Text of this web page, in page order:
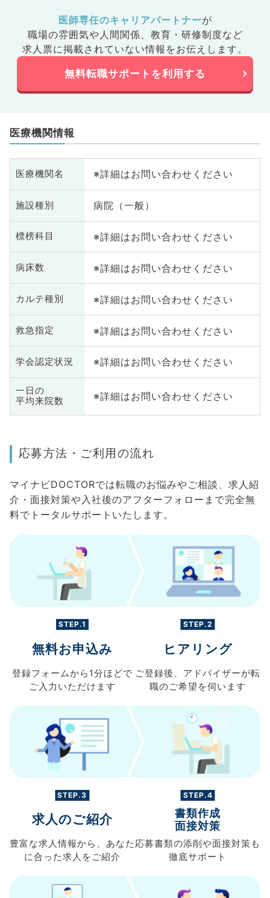
医師専任のキャリアパートナーが
職場の雰囲気や人間関係、 教育・研修制度など
求人票に掲載されていない情報をお伝えします。
無料転職サポートを利用する
医療機関情報
医療機関名 ※詳細はお問い合わせください
施設種別 病院（一般）
標榜科目 ※詳細はお問い合わせください
病床数 ※詳細はお問い合わせください
カルテ種別 ※詳細はお問い合わせください
救急指定 ※詳細はお問い合わせください
学会認定状況 ※詳細はお問い合わせください
一日の
平均来院数
※詳細はお問い合わせください
応募方法・ご利用の流れ
マイナビDOCTORでは転職のお悩みやご相談、求人紹
介・面接対策や入社後のアフターフォローまで完全無
料でトータルサポートいたします。
STEP.1
無料お申込み
登録フォームから 1分ほどで
ご入力 いただけます
STEP.2
ヒアリング
ご登録後、 アドバイザーが転
職のご希望を伺います
STEP.3
求人のご紹介
豊富な求人情報から、 あなた
に合った求人を ご紹介
STEP.4
書類作成
面接対策
応募書類の添削や面接対策も
徹底サポート